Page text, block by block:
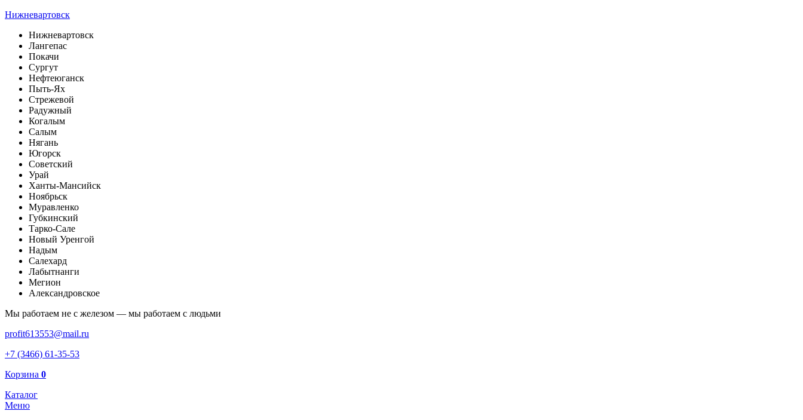
Нижневартовск
Нижневартовск
Лангепас
Покачи
Сургут
Нефтеюганск
Пыть-Ях
Стрежевой
Радужный
Когалым
Салым
Нягань
Югорск
Советский
Урай
Ханты-Мансийск
Ноябрьск
Муравленко
Губкинский
Тарко-Сале
Новый Уренгой
Надым
Салехард
Лабытнанги
Мегион
Александровское
Мы работаем не с железом — мы работаем с людьми
profit613553@mail.ru
+7 (3466) 61-35-53
Корзина 0
Каталог
Меню